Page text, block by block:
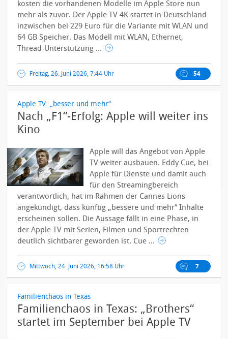
kosten die vorhandenen Modelle im Apple Store nun
mehr als zuvor. Der Apple TV 4K startet in Deutschland
inzwischen bei 229 Euro für die Variante mit WLAN und
64 GB Speicher. Das Modell mit WLAN, Ethernet,
Thread-Unterstützung ...
Freitag, 26. Juni 2026, 7:44 Uhr 54
Apple TV: „besser und mehr“
Nach „F1“-Erfolg: Apple will weiter ins
Kino
Apple will das Angebot von Apple
TV weiter ausbauen. Eddy Cue, bei
Apple für Dienste und damit auch
für den Streamingbereich
verantwortlich, hat im Rahmen der Cannes Lions
angekündigt, dass künftig „bessere und mehr“ Inhalte
erscheinen sollen. Die Aussage fällt in eine Phase, in
der Apple TV mit Serien, Filmen und Sportrechten
deutlich sichtbarer geworden ist. Cue ...
Mittwoch, 24. Juni 2026, 16:58 Uhr 7
Familienchaos in Texas
Familienchaos in Texas: „Brothers“
startet im September bei Apple TV